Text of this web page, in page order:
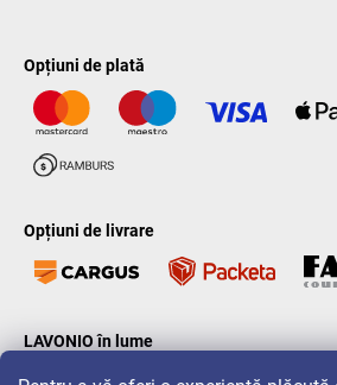
Opțiuni de plată
Opțiuni de livrare
LAVONIO în lume